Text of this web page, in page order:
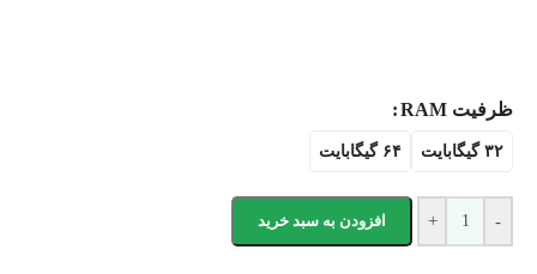
ظرفیت RAM
۳۲ گیگابایت ۶۴ گیگابایت
-
+ افزودن به سبد خرید